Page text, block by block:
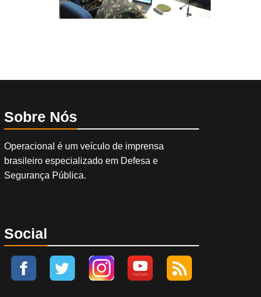
Sobre Nós
Operacional é um veículo de imprensa
brasileiro especializado em Defesa e
Segurança Pública.
Social